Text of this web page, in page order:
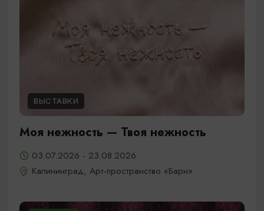
ВЫСТАВКИ
Моя нежность — Твоя нежность
03.07.2026 - 23.08.2026
Калининград, Арт-пространство «Барн»